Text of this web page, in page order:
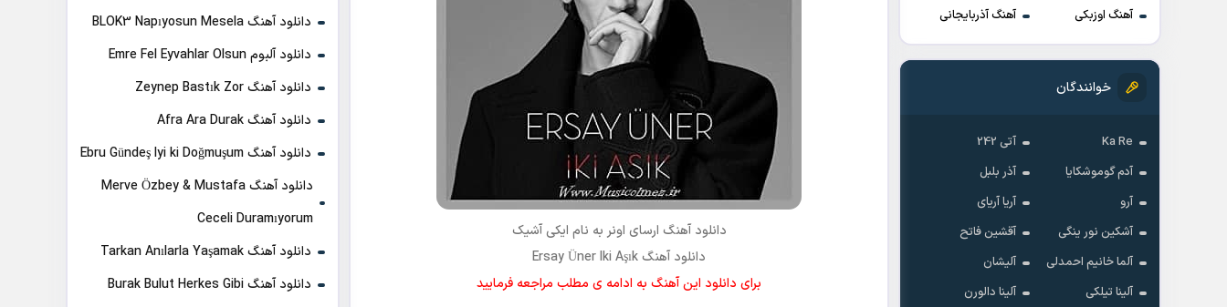
آهنگ اوزبکی
آهنگ آذربایجانی
خوانندگان
Ka Re
آتی 242
آدم گوموشکایا
آذر بلبل
آرو
آریا آریای
آشکین نور ینگی
آقشین فاتح
آلما خانیم احمدلی
آلیشان
آلینا تیلکی
آلینا دالورن
دانلود آهنگ ارسای اونر به نام ایکی آشیک
دانلود آهنگ Ersay Üner Iki Aşık
برای دانلود این آهنگ به ادامه ی مطلب مراجعه فرمایید
دانلود آهنگ BLOK3 Napıyosun Mesela
دانلود آلبوم Emre Fel Eyvahlar Olsun
دانلود آهنگ Zeynep Bastık Zor
دانلود آهنگ Afra Ara Durak
دانلود آهنگ Ebru Gündeş Iyi ki Doğmuşum
دانلود آهنگ Merve Özbey & Mustafa
Ceceli Duramıyorum
دانلود آهنگ Tarkan Anılarla Yaşamak
دانلود آهنگ Burak Bulut Herkes Gibi